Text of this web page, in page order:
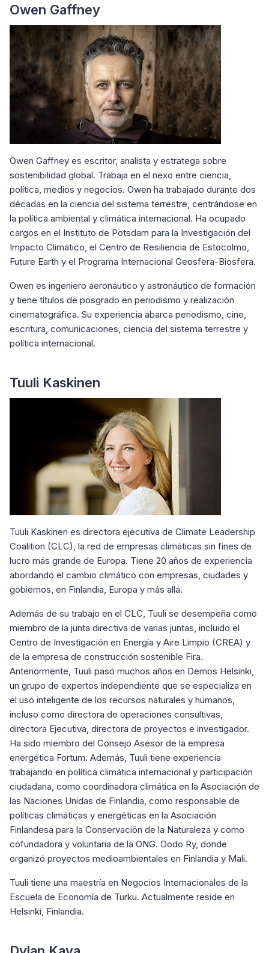
Owen Gaffney
Owen Gaffney es escritor, analista y estratega sobre
sostenibilidad global. Trabaja en el nexo entre ciencia,
política, medios y negocios. Owen ha trabajado durante dos
décadas en la ciencia del sistema terrestre, centrándose en
la política ambiental y climática internacional. Ha ocupado
cargos en el Instituto de Potsdam para la Investigación del
Impacto Climático, el Centro de Resiliencia de Estocolmo,
Future Earth y el Programa Internacional Geosfera-Biosfera.
Owen es ingeniero aeronáutico y astronáutico de formación
y tiene títulos de posgrado en periodismo y realización
cinematográfica. Su experiencia abarca periodismo, cine,
escritura, comunicaciones, ciencia del sistema terrestre y
política internacional.
Tuuli Kaskinen
Tuuli Kaskinen es directora ejecutiva de Climate Leadership
Coalition (CLC), la red de empresas climáticas sin fines de
lucro más grande de Europa. Tiene 20 años de experiencia
abordando el cambio climático con empresas, ciudades y
gobiernos, en Finlandia, Europa y más allá.
Además de su trabajo en el CLC, Tuuli se desempeña como
miembro de la junta directiva de varias juntas, incluido el
Centro de Investigación en Energía y Aire Limpio (CREA) y
de la empresa de construcción sostenible Fira.
Anteriormente, Tuuli pasó muchos años en Demos Helsinki,
un grupo de expertos independiente que se especializa en
el uso inteligente de los recursos naturales y humanos,
incluso como directora de operaciones consultivas,
directora Ejecutiva, directora de proyectos e investigador.
Ha sido miembro del Consejo Asesor de la empresa
energética Fortum. Además, Tuuli tiene experiencia
trabajando en política climática internacional y participación
ciudadana, como coordinadora climática en la Asociación de
las Naciones Unidas de Finlandia, como responsable de
políticas climáticas y energéticas en la Asociación
Finlandesa para la Conservación de la Naturaleza y como
cofundadora y voluntaria de la ONG. Dodo Ry, donde
organizó proyectos medioambientales en Finlandia y Mali.
Tuuli tiene una maestría en Negocios Internacionales de la
Escuela de Economía de Turku. Actualmente reside en
Helsinki, Finlandia.